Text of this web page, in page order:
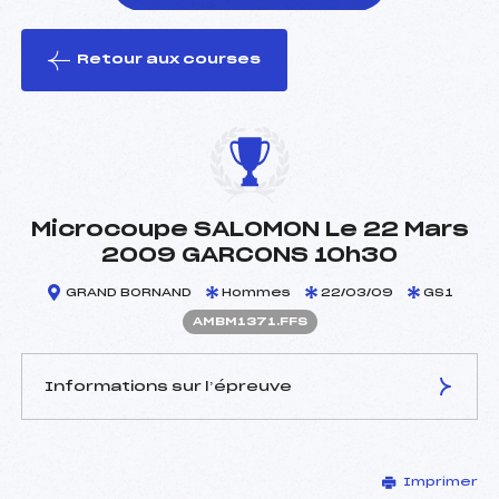
le ski
Retour aux courses
Microcoupe SALOMON Le 22 Mars
2009 GARCONS 10h30
GRAND BORNAND Hommes 22/03/09 GS1
AMBM1371.FFS
Informations sur l’épreuve
ANDREVON HERVE (MB)
Imprimer